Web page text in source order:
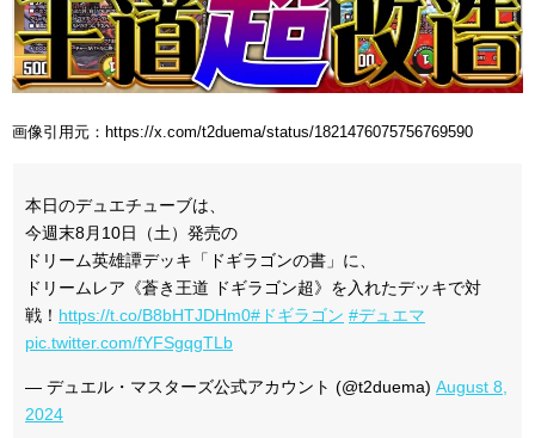
画像引用元：https://x.com/t2duema/status/1821476075756769590
本日のデュエチューブは、
今週末8月10日（土）発売の
ドリーム英雄譚デッキ「ドギラゴンの書」に、
ドリームレア《蒼き王道 ドギラゴン超》を入れたデッキで対
戦！ https://t.co/B8bHTJDHm0#ドギラゴン #デュエマ
pic.twitter.com/fYFSgqgTLb
— デュエル・マスターズ公式アカウント (@t2duema) August 8,
2024